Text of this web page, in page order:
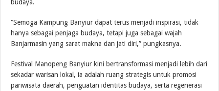
budaya.
“Semoga Kampung Banyiur dapat terus menjadi inspirasi, tidak
hanya sebagai penjaga budaya, tetapi juga sebagai wajah
Banjarmasin yang sarat makna dan jati diri,” pungkasnya.
Festival Manopeng Banyiur kini bertransformasi menjadi lebih dari
sekadar warisan lokal, ia adalah ruang strategis untuk promosi
pariwisata daerah, penguatan identitas budaya, serta regenerasi